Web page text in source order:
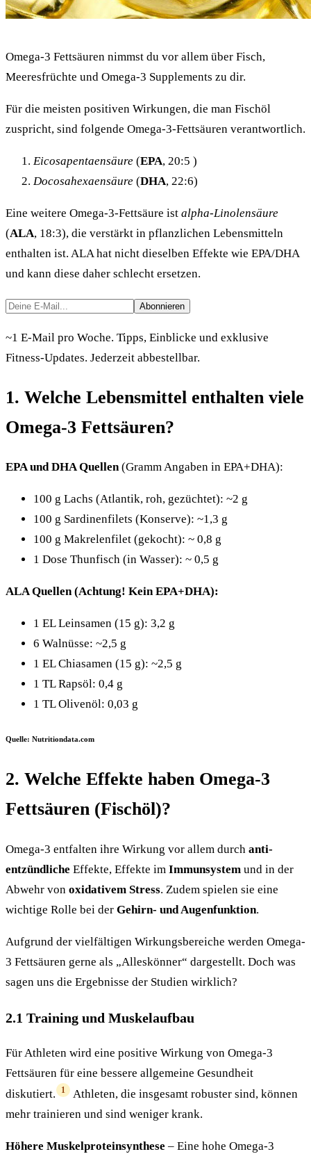
Omega-3 Fettsäuren nimmst du vor allem über Fisch,
Meeresfrüchte und Omega-3 Supplements zu dir.
Für die meisten positiven Wirkungen, die man Fischöl
zuspricht, sind folgende Omega-3-Fettsäuren verantwortlich.
Eicosapentaensäure (EPA, 20:5 )
Docosahexaensäure (DHA, 22:6)
Eine weitere Omega-3-Fettsäure ist alpha-Linolensäure
(ALA, 18:3), die verstärkt in pflanzlichen Lebensmitteln
enthalten ist. ALA hat nicht dieselben Effekte wie EPA/DHA
und kann diese daher schlecht ersetzen.
Abonnieren
~1 E-Mail pro Woche. Tipps, Einblicke und exklusive
Fitness-Updates. Jederzeit abbestellbar.
1. Welche Lebensmittel enthalten viele
Omega-3 Fettsäuren?
EPA und DHA Quellen(Gramm Angaben in EPA+DHA):
100 g Lachs (Atlantik, roh, gezüchtet): ~2 g
100 g Sardinenfilets (Konserve): ~1,3 g
100 g Makrelenfilet (gekocht): ~ 0,8 g
1 Dose Thunfisch (in Wasser): ~ 0,5 g
ALA Quellen (Achtung! Kein EPA+DHA):
1 EL Leinsamen (15 g): 3,2 g
6 Walnüsse: ~2,5 g
1 EL Chiasamen (15 g): ~2,5 g
1 TL Rapsöl: 0,4 g
1 TL Olivenöl: 0,03 g
Quelle: Nutritiondata.com
2. Welche Effekte haben Omega-3
Fettsäuren (Fischöl)?
Omega-3 entfalten ihre Wirkung vor allem durch anti-
entzündliche Effekte, Effekte im Immunsystem und in der
Abwehr von oxidativem Stress. Zudem spielen sie eine
wichtige Rolle bei der Gehirn- und Augenfunktion.
Aufgrund der vielfältigen Wirkungsbereiche werden Omega-
3 Fettsäuren gerne als „Alleskönner“ dargestellt. Doch was
sagen uns die Ergebnisse der Studien wirklich?
2.1 Training und Muskelaufbau
Für Athleten wird eine positive Wirkung von Omega-3
Fettsäuren für eine bessere allgemeine Gesundheit
diskutiert.
1
Athleten, die insgesamt robuster sind, können
mehr trainieren und sind weniger krank.
Höhere Muskelproteinsynthese – Eine hohe Omega-3